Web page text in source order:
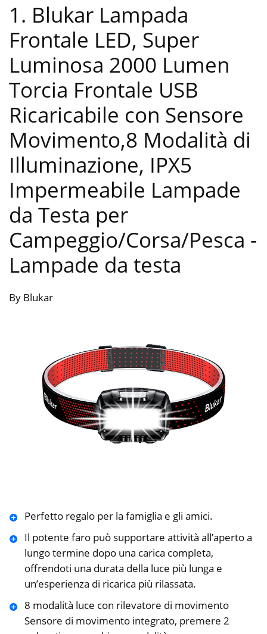
1. Blukar Lampada
Frontale LED, Super
Luminosa 2000 Lumen
Torcia Frontale USB
Ricaricabile con Sensore
Movimento,8 Modalità di
Illuminazione, IPX5
Impermeabile Lampade
da Testa per
Campeggio/Corsa/Pesca -
Lampade da testa
By Blukar
Perfetto regalo per la famiglia e gli amici.
Il potente faro può supportare attività all’aperto a
lungo termine dopo una carica completa,
offrendoti una durata della luce più lunga e
un’esperienza di ricarica più rilassata.
8 modalità luce con rilevatore di movimento
Sensore di movimento integrato, premere 2